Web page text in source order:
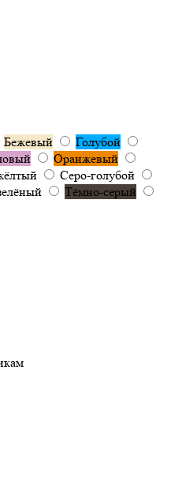
Бежевый
Голубой
Оранжевый
Серо-голубой
Тёмно-серый